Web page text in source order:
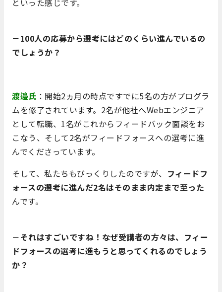
－100人の応募から選考にはどのくらい進んでいるの
でしょうか？
渡邉氏 ：開始2ヵ月の時点ですでに5名の方がプログラ
ムを修了されています。2名が他社へWebエンジニア
として転職、1名がこれからフィードバック面談をお
こなう、そして2名がフィードフォースへの選考に進
んでくださっています。
そして、私たちもびっくりしたのですが、 フィードフ
ォースの選考に進んだ2名はそのまま内定まで至った
んです。
－それはすごいですね！なぜ受講者の方々は、フィー
ドフォースの選考に進もうと思ってくれるのでしょう
か？